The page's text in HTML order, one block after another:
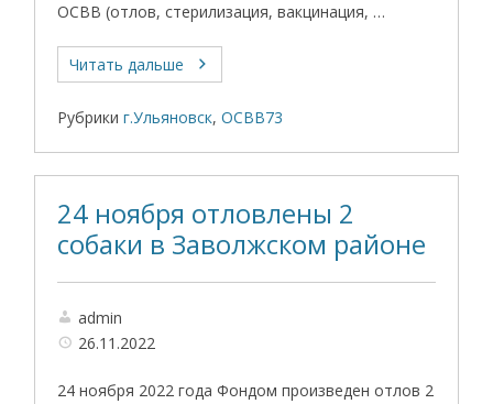
ОСВВ (отлов, стерилизация, вакцинация, …
Читать дальше
Рубрики г.Ульяновск,ОСВВ73
24 ноября отловлены 2
собаки в Заволжском районе
admin
26.11.2022
24 ноября 2022 года Фондом произведен отлов 2